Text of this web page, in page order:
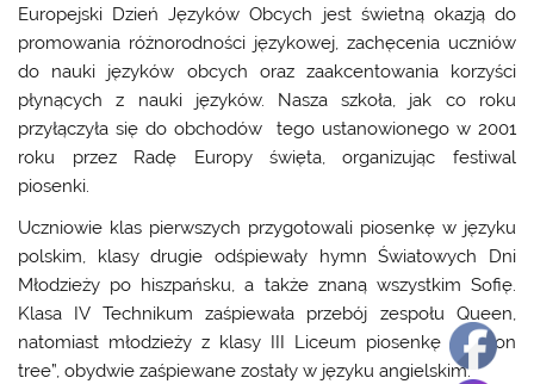
Europejski Dzień Języków Obcych jest świetną okazją do
promowania różnorodności językowej, zachęcenia uczniów
do nauki języków obcych oraz zaakcentowania korzyści
płynących z nauki języków. Nasza szkoła, jak co roku
przyłączyła się do obchodów tego ustanowionego w 2001
roku przez Radę Europy święta, organizując festiwal
piosenki.
Uczniowie klas pierwszych przygotowali piosenkę w języku
polskim, klasy drugie odśpiewały hymn Światowych Dni
Młodzieży po hiszpańsku, a także znaną wszystkim Sofię.
Klasa IV Technikum zaśpiewała przebój zespołu Queen,
natomiast młodzieży z klasy III Liceum piosenkę „Lemon
tree”, obydwie zaśpiewane zostały w języku angielskim.